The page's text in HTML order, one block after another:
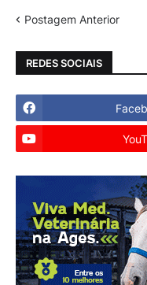
Postagem Anterior
REDES SOCIAIS